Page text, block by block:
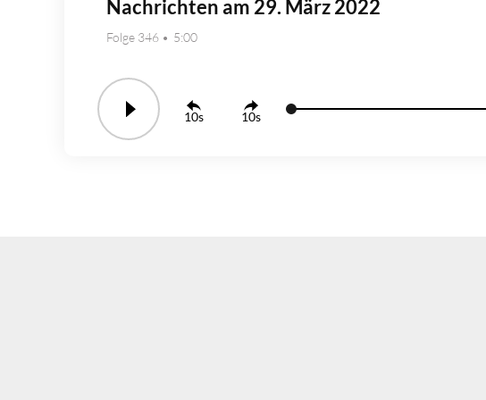
Nachrichten am 29. März 2022
Folge 346 5:00
10 10